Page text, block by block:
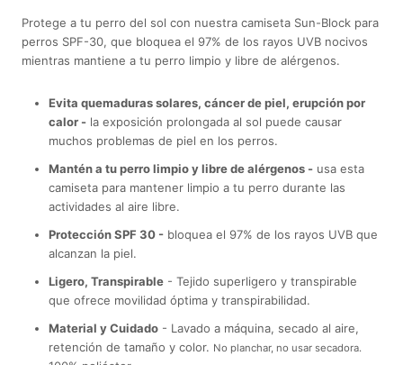
Protege a tu perro del sol con nuestra camiseta Sun-Block para
perros SPF-30, que bloquea el 97% de los rayos UVB nocivos
mientras mantiene a tu perro limpio y libre de alérgenos.
Evita quemaduras solares, cáncer de piel, erupción por
calor - la exposición prolongada al sol puede causar
muchos problemas de piel en los perros.
Mantén a tu perro limpio y libre de alérgenos - usa esta
camiseta para mantener limpio a tu perro durante las
actividades al aire libre.
Protección SPF 30 - bloquea el 97% de los rayos UVB que
alcanzan la piel.
Ligero, Transpirable - Tejido superligero y transpirable
que ofrece movilidad óptima y transpirabilidad.
Material y Cuidado - Lavado a máquina, secado al aire,
retención de tamaño y color. No planchar, no usar secadora.